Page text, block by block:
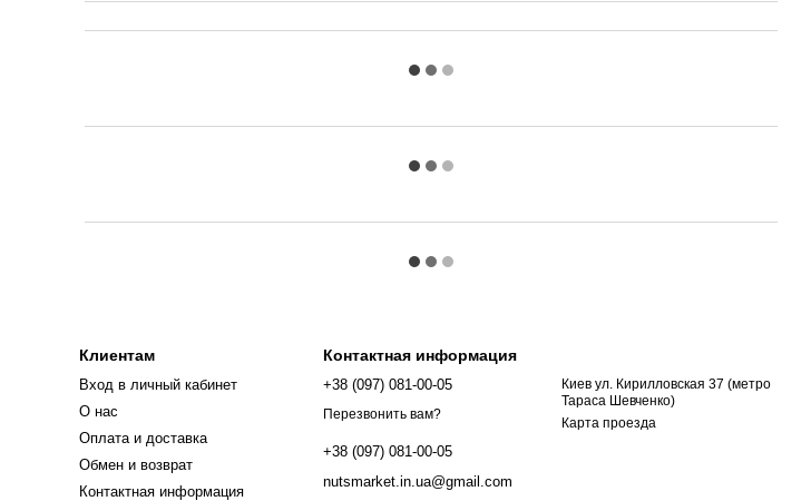
Клиентам
Вход в личный кабинет
О нас
Оплата и доставка
Обмен и возврат
Контактная информация
Контактная информация
+38 (097) 081-00-05
Перезвонить вам?
+38 (097) 081-00-05
nutsmarket.in.ua@gmail.com
Киев ул. Кирилловская 37 (метро
Тараса Шевченко)
Карта проезда